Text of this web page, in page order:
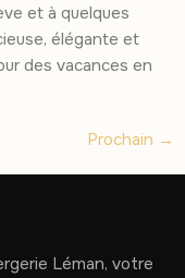
et à quelques
élégante et
des vacances en
Prochain →
Léman, votre